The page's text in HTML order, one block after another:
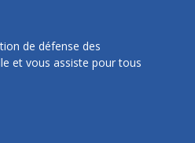
de défense des
et vous assiste pour tous